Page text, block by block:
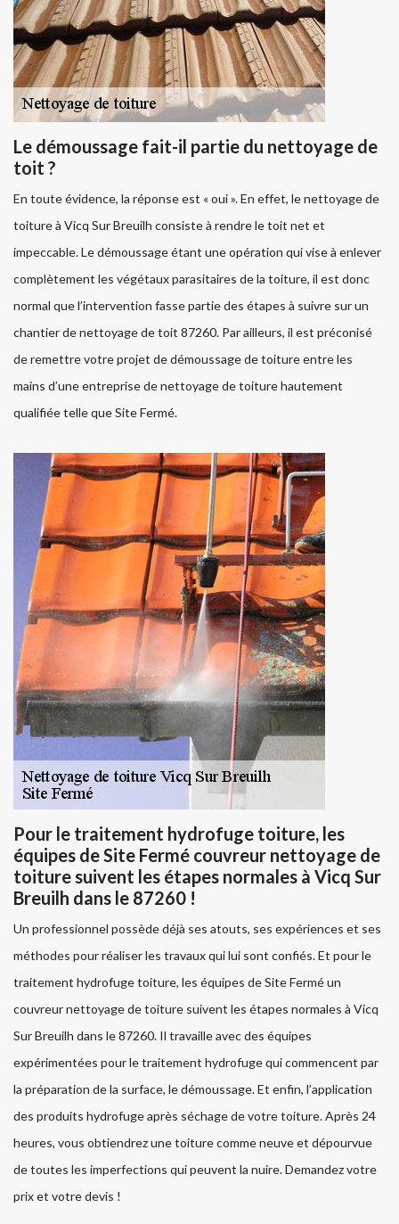
Le démoussage fait-il partie du nettoyage de
toit ?
En toute évidence, la réponse est « oui ». En effet, le nettoyage de
toiture à Vicq Sur Breuilh consiste à rendre le toit net et
impeccable. Le démoussage étant une opération qui vise à enlever
complètement les végétaux parasitaires de la toiture, il est donc
normal que l’intervention fasse partie des étapes à suivre sur un
chantier de nettoyage de toit 87260. Par ailleurs, il est préconisé
de remettre votre projet de démoussage de toiture entre les
mains d’une entreprise de nettoyage de toiture hautement
qualifiée telle que Site Fermé.
Pour le traitement hydrofuge toiture, les
équipes de Site Fermé couvreur nettoyage de
toiture suivent les étapes normales à Vicq Sur
Breuilh dans le 87260 !
Un professionnel possède déjà ses atouts, ses expériences et ses
méthodes pour réaliser les travaux qui lui sont confiés. Et pour le
traitement hydrofuge toiture, les équipes de Site Fermé un
couvreur nettoyage de toiture suivent les étapes normales à Vicq
Sur Breuilh dans le 87260. Il travaille avec des équipes
expérimentées pour le traitement hydrofuge qui commencent par
la préparation de la surface, le démoussage. Et enfin, l’application
des produits hydrofuge après séchage de votre toiture. Après 24
heures, vous obtiendrez une toiture comme neuve et dépourvue
de toutes les imperfections qui peuvent la nuire. Demandez votre
prix et votre devis !